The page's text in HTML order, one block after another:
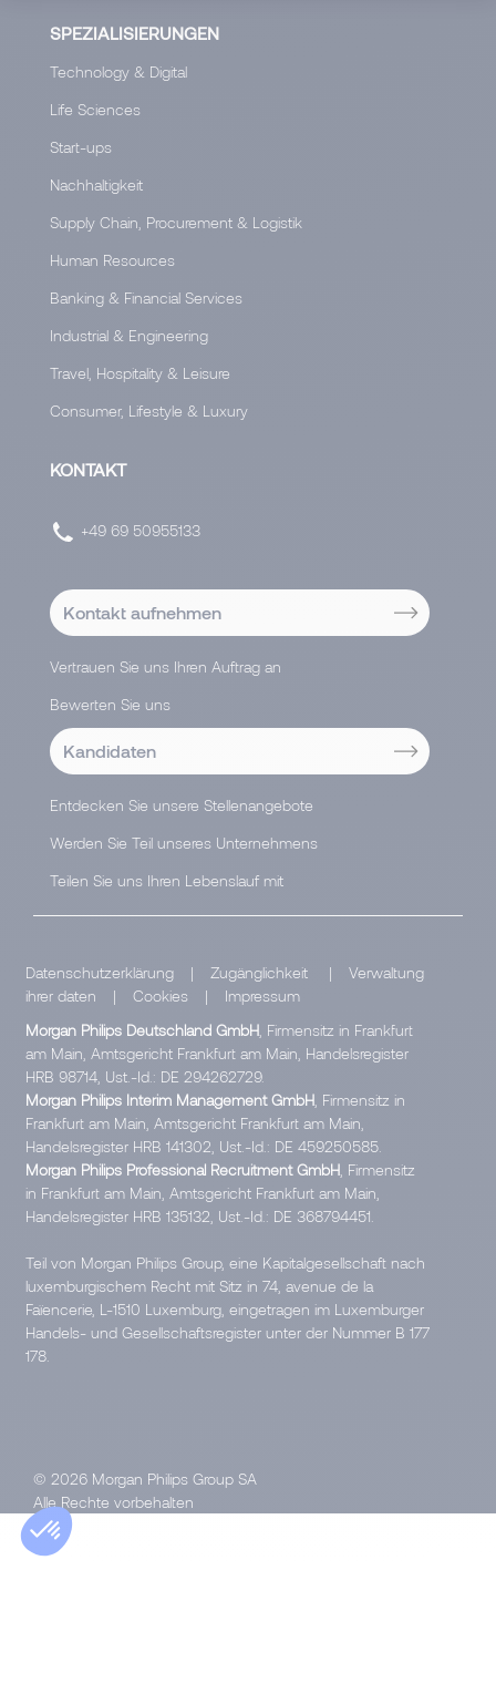
SPEZIALISIERUNGEN
Technology & Digital
Life Sciences
Start-ups
Nachhaltigkeit
Supply Chain, Procurement & Logistik
Human Resources
Banking & Financial Services
Industrial & Engineering
Travel, Hospitality & Leisure
Consumer, Lifestyle & Luxury
KONTAKT
+49 69 50955133
Kontakt aufnehmen
Vertrauen Sie uns Ihren Auftrag an
Bewerten Sie uns
Kandidaten
Entdecken Sie unsere Stellenangebote
Werden Sie Teil unseres Unternehmens
Teilen Sie uns Ihren Lebenslauf mit
Datenschutzerklärung | Zugänglichkeit |
Verwaltung
ihrer daten
| Cookies |
Impressum
Morgan Philips Deutschland GmbH, Firmensitz in Frankfurt
am Main, Amtsgericht Frankfurt am Main, Handelsregister
HRB 98714, Ust.-Id.: DE 294262729.
Morgan Philips Interim Management GmbH, Firmensitz in
Frankfurt am Main, Amtsgericht Frankfurt am Main,
Handelsregister HRB 141302, Ust.-Id.: DE 459250585.
Morgan Philips Professional Recruitment GmbH, Firmensitz
in Frankfurt am Main, Amtsgericht Frankfurt am Main,
Handelsregister HRB 135132, Ust.-Id.: DE 368794451.
Teil von Morgan Philips Group, eine Kapitalgesellschaft nach
luxemburgischem Recht mit Sitz in 74, avenue de la
Faïencerie, L-1510 Luxemburg, eingetragen im Luxemburger
Handels- und Gesellschaftsregister unter der Nummer B 177
178.
© 2026 Morgan Philips Group SA
Alle Rechte vorbehalten